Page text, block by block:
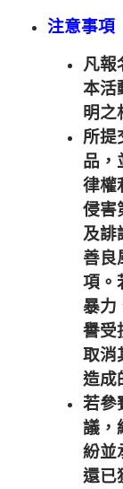
注意事項
凡報
本活
明之
所提
品，
律權
侵害
及誹
善良
項。
暴力
譽受
取消
造成
若參
議，
紛並
還已